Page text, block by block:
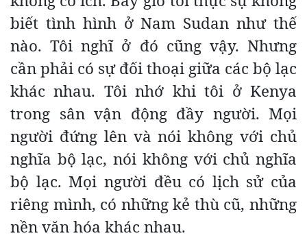
biết tình hình ở Nam Sudan như thế
nào. Tôi nghĩ ở đó cũng vậy. Nhưng
cần phải có sự đối thoại giữa các bộ lạc
khác nhau. Tôi nhớ khi tôi ở Kenya
trong sân vận động đầy người. Mọi
người đứng lên và nói không với chủ
nghĩa bộ lạc, nói không với chủ nghĩa
bộ lạc. Mọi người đều có lịch sử của
riêng mình, có những kẻ thù cũ, những
nền văn hóa khác nhau.